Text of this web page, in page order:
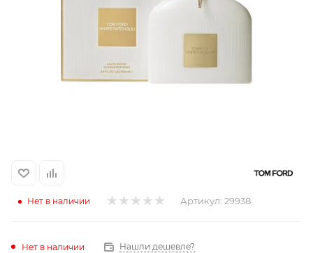
Нет в наличии Артикул: 29938
Нет в наличии Нашли дешевле?